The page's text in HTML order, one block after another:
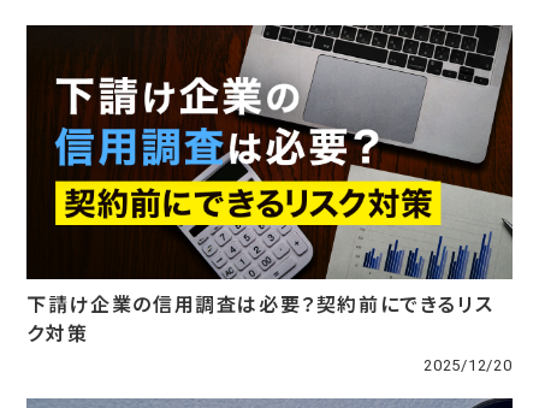
下請け企業の信用調査は必要？契約前にできるリス
ク対策
2025/12/20